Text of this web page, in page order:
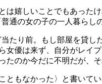
嬉しいことでもあった
通の女の子の一人暮らし
り前。もし部屋を貸
優は来ず、自分がレイ
のか今だに不明だが、
もなかった〉と書いて